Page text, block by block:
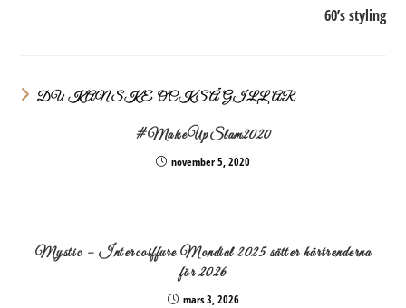
60’s styling
DU KANSKE OCKSÅ GILLAR
#MakeUpSlam2020
november 5, 2020
Mystic – Intercoiffure Mondial 2025 sätter hårtrenderna
för 2026
mars 3, 2026